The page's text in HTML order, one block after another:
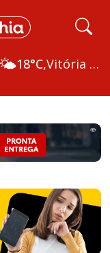
🌤️18°C, Vitória da Conquista